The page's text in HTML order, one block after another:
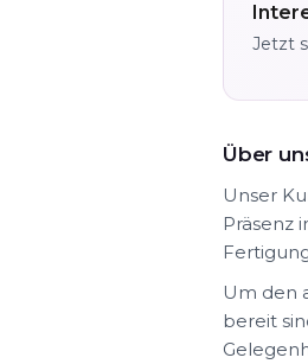
Jetzt
Über
Unser
Präsenz
Um den
bereit